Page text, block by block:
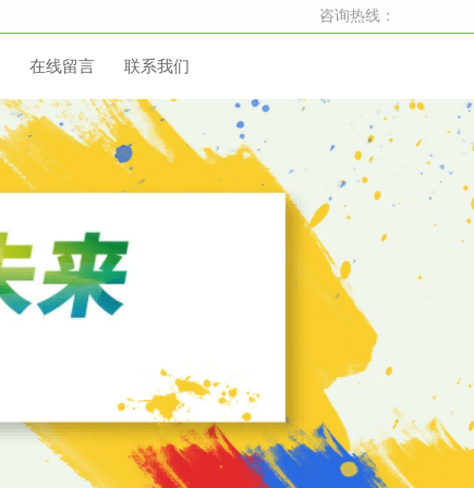
咨询热线：
在线留言 联系我们